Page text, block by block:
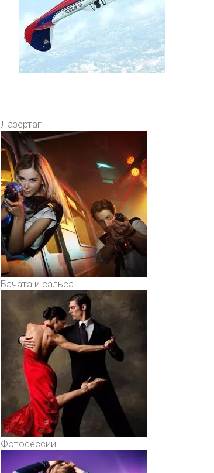
Лазертаг
Бачата и сальса
Фотосессии